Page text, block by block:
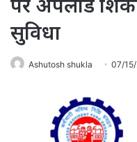
सुविधा
Ashutosh shukla 07/